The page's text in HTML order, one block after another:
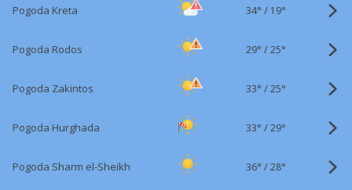
Pogoda Kreta 34° / 19°
Pogoda Rodos 29° /25°
Pogoda Zakintos 33° /25°
Pogoda Hurghada 33° /29°
Pogoda Sharm el-Sheikh 36° /28°